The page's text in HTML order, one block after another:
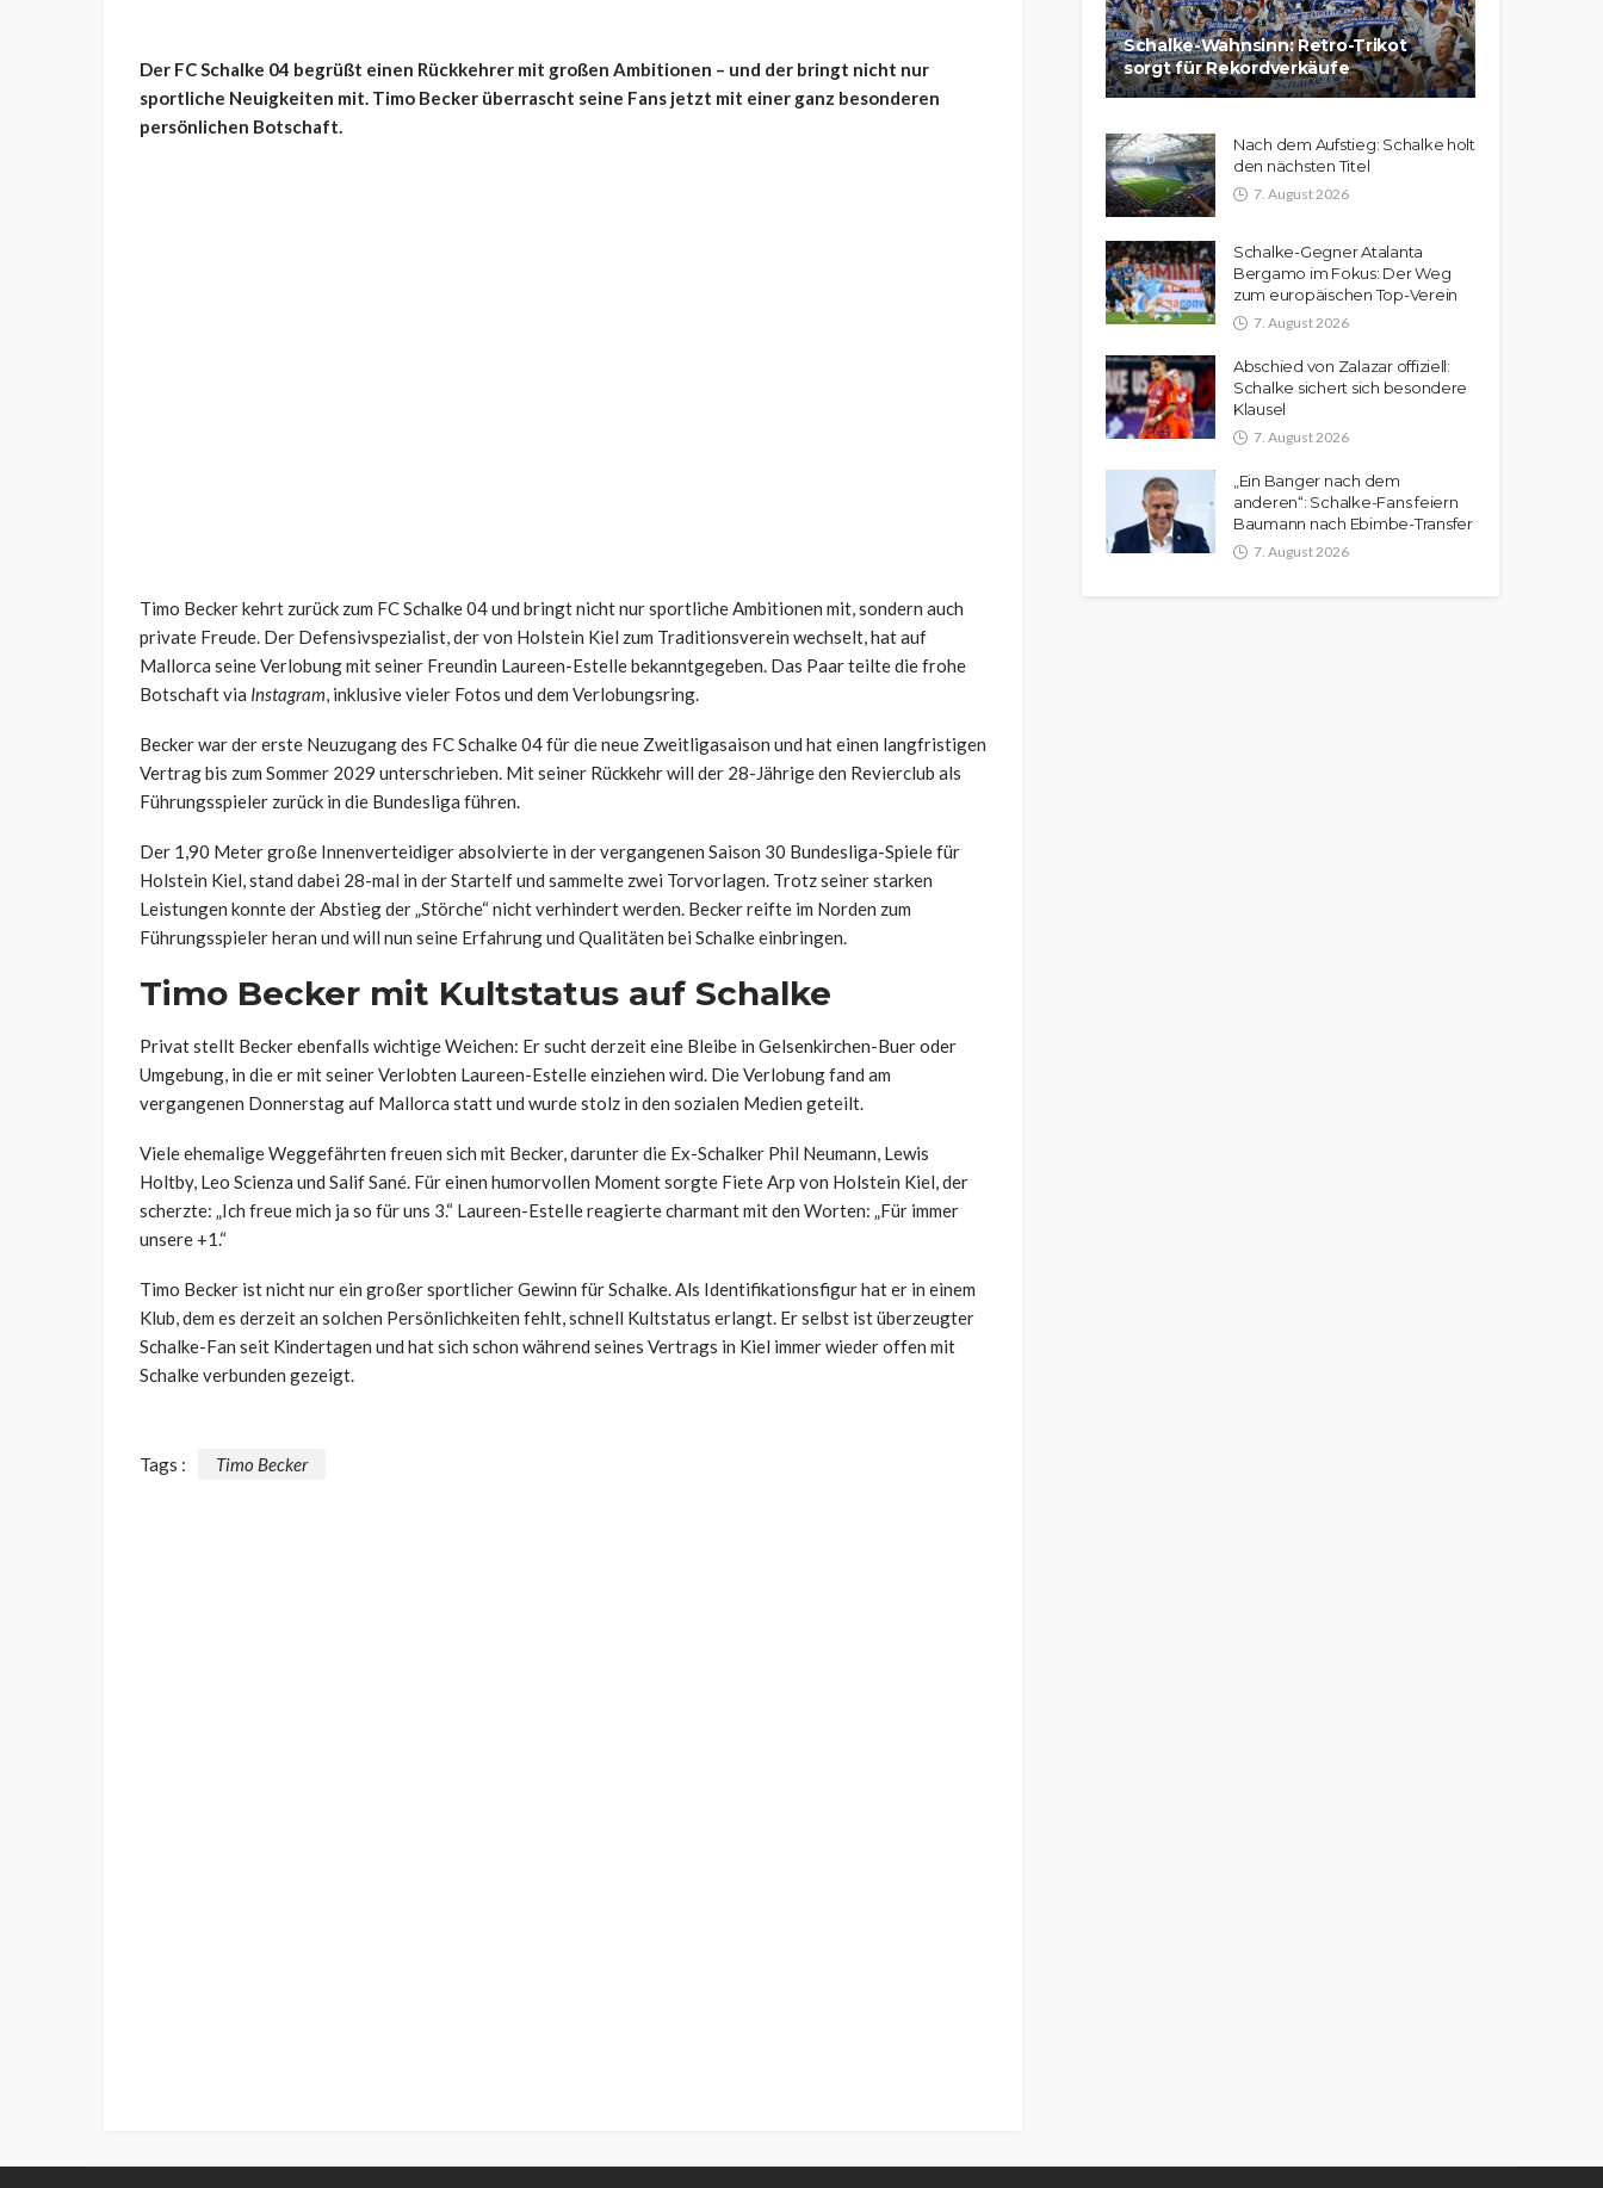
Der FC Schalke 04 begrüßt einen Rückkehrer mit großen Ambitionen – und der bringt nicht nur
sportliche Neuigkeiten mit. Timo Becker überrascht seine Fans jetzt mit einer ganz besonderen
persönlichen Botschaft.
Timo Becker kehrt zurück zum FC Schalke 04 und bringt nicht nur sportliche Ambitionen mit, sondern auch
private Freude. Der Defensivspezialist, der von Holstein Kiel zum Traditionsverein wechselt, hat auf
Mallorca seine Verlobung mit seiner Freundin Laureen-Estelle bekanntgegeben. Das Paar teilte die frohe
Botschaft via Instagram, inklusive vieler Fotos und dem Verlobungsring.
Becker war der erste Neuzugang des FC Schalke 04 für die neue Zweitligasaison und hat einen langfristigen
Vertrag bis zum Sommer 2029 unterschrieben. Mit seiner Rückkehr will der 28-Jährige den Revierclub als
Führungsspieler zurück in die Bundesliga führen.
Der 1,90 Meter große Innenverteidiger absolvierte in der vergangenen Saison 30 Bundesliga-Spiele für
Holstein Kiel, stand dabei 28-mal in der Startelf und sammelte zwei Torvorlagen. Trotz seiner starken
Leistungen konnte der Abstieg der „Störche“ nicht verhindert werden. Becker reifte im Norden zum
Führungsspieler heran und will nun seine Erfahrung und Qualitäten bei Schalke einbringen.
Timo Becker mit Kultstatus auf Schalke
Privat stellt Becker ebenfalls wichtige Weichen: Er sucht derzeit eine Bleibe in Gelsenkirchen-Buer oder
Umgebung, in die er mit seiner Verlobten Laureen-Estelle einziehen wird. Die Verlobung fand am
vergangenen Donnerstag auf Mallorca statt und wurde stolz in den sozialen Medien geteilt.
Viele ehemalige Weggefährten freuen sich mit Becker, darunter die Ex-Schalker Phil Neumann, Lewis
Holtby, Leo Scienza und Salif Sané. Für einen humorvollen Moment sorgte Fiete Arp von Holstein Kiel, der
scherzte: „Ich freue mich ja so für uns 3.“ Laureen-Estelle reagierte charmant mit den Worten: „Für immer
unsere +1.“
Timo Becker ist nicht nur ein großer sportlicher Gewinn für Schalke. Als Identifikationsfigur hat er in einem
Klub, dem es derzeit an solchen Persönlichkeiten fehlt, schnell Kultstatus erlangt. Er selbst ist überzeugter
Schalke-Fan seit Kindertagen und hat sich schon während seines Vertrags in Kiel immer wieder offen mit
Schalke verbunden gezeigt.
Tags : Timo Becker
Schalke-Wahnsinn: Retro-Trikot
sorgt für Rekordverkäufe
Nach dem Aufstieg: Schalke holt
den nächsten Titel
7. August 2026
Schalke-Gegner Atalanta
Bergamo im Fokus: Der Weg
zum europäischen Top-Verein
7. August 2026
Abschied von Zalazar offiziell:
Schalke sichert sich besondere
Klausel
7. August 2026
„Ein Banger nach dem
anderen“: Schalke-Fans feiern
Baumann nach Ebimbe-Transfer
7. August 2026